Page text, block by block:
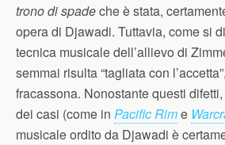
trono di spadeche è stata,
opera di Djawadi. Tuttavia, come si
tecnica musicale dell’allievo di
semmai risulta “tagliata con
fracassona. Nonostante questi
dei casi (come in Pacific Rime
musicale ordito da Djawadi è